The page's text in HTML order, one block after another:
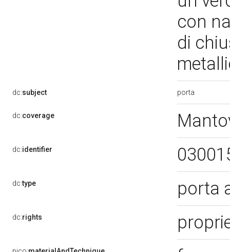
con
di
dc:subject porta
dc:coverage
dc:identifier
dc:type porta
dc:rights